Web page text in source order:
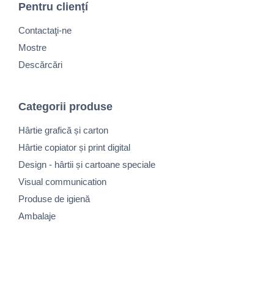
Pentru cliențí
Contactaţi-ne
Mostre
Descărcări
Categorii produse
Hârtie grafică și carton
Hârtie copiator și print digital
Design - hârtii și cartoane speciale
Visual communication
Produse de igienă
Ambalaje